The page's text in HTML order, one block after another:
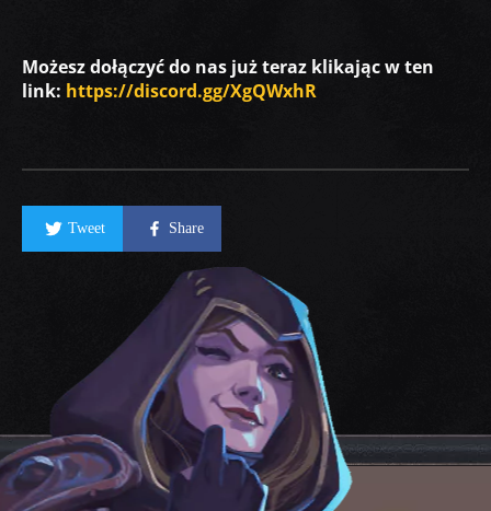
Możesz dołączyć do nas już teraz klikając w ten
link: https://discord.gg/XgQWxhR
Tweet Share